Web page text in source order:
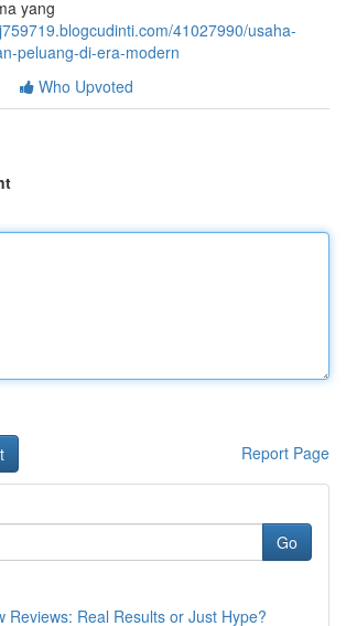
yang
41027990/usaha-
peluang-di-era-modern
Who Upvoted
Report Page
Go
Reviews: Real Results or Just Hype?